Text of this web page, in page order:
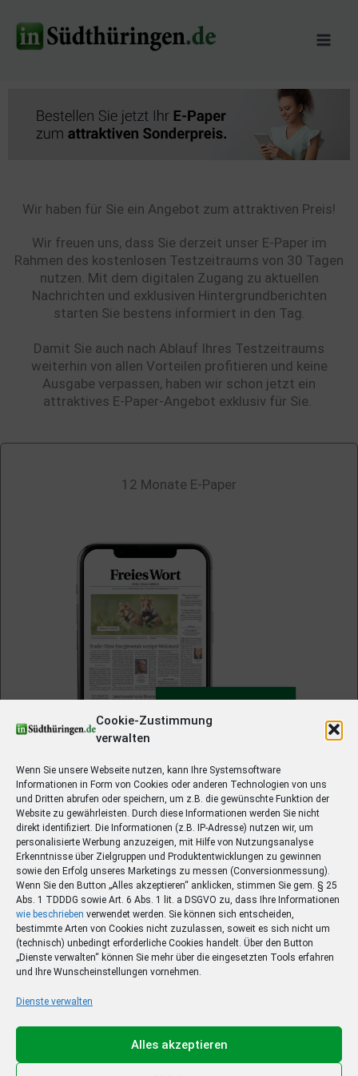
Cookie-Zustimmung
verwalten
Wenn Sie unsere Webseite nutzen, kann Ihre Systemsoftware
Informationen in Form von Cookies oder anderen Technologien von uns
und Dritten abrufen oder speichern, um z.B. die gewünschte Funktion der
Website zu gewährleisten. Durch diese Informationen werden Sie nicht
direkt identifiziert. Die Informationen (z.B. IP-Adresse) nutzen wir, um
personalisierte Werbung anzuzeigen, mit Hilfe von Nutzungsanalyse
Erkenntnisse über Zielgruppen und Produktentwicklungen zu gewinnen
sowie den Erfolg unseres Marketings zu messen (Conversionmessung).
Wenn Sie den Button „Alles akzeptieren“ anklicken, stimmen Sie gem. § 25
Abs. 1 TDDDG sowie Art. 6 Abs. 1 lit. a DSGVO zu, dass Ihre Informationen
wie beschrieben verwendet werden. Sie können sich entscheiden,
bestimmte Arten von Cookies nicht zuzulassen, soweit es sich nicht um
(technisch) unbedingt erforderliche Cookies handelt. Über den Button
„Dienste verwalten“ können Sie mehr über die eingesetzten Tools erfahren
und Ihre Wunscheinstellungen vornehmen.
Dienste verwalten
Alles akzeptieren
Inhalt
springen
Wir haben für Sie ein Angebot zum attraktiven Preis!
Wir freuen uns, dass Sie derzeit unser E-Paper im
Rahmen des kostenlosen Testzeitraums von 30 Tagen
nutzen. Mit dem digitalen Zugang zu aktuellen
Nachrichten und exklusiven Hintergrundberichten
starten Sie bestens informiert in den Tag.
Damit Sie auch nach Ablauf Ihres Testzeitraums
weiterhin von allen Vorteilen profitieren und keine
Ausgabe verpassen, haben wir schon jetzt ein
attraktives E-Paper-Angebot exklusiv für Sie.
12 Monate E-Paper